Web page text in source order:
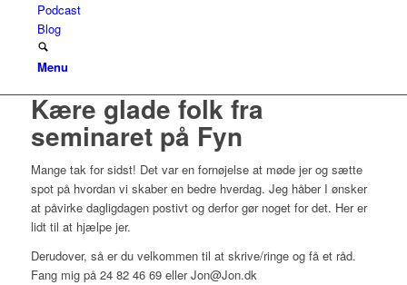
Podcast
Blog
Menu
Kære glade folk fra
seminaret på Fyn
Mange tak for sidst! Det var en fornøjelse at møde jer og sætte
spot på hvordan vi skaber en bedre hverdag. Jeg håber I ønsker
at påvirke dagligdagen postivt og derfor gør noget for det. Her er
lidt til at hjælpe jer.
Derudover, så er du velkommen til at skrive/ringe og få et råd.
Fang mig på 24 82 46 69 eller Jon@Jon.dk